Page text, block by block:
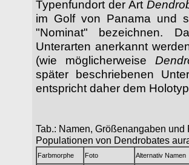
Typenfundort der Art
im Golf von Panama und
"Nominat" bezeichnen.
Unterarten anerkannt
(wie möglicherweise
später beschriebenen
entspricht daher dem
Tab.: Namen, Größenangaben
Populationen von Dendrobates
Farbmorphe Foto Alternativ Namen